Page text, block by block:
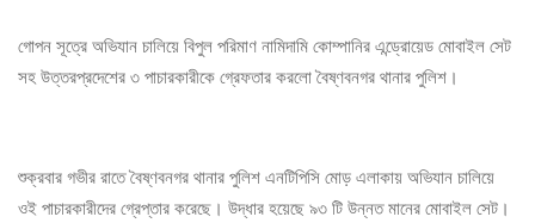
গোপন সূত্রে অভিযান চালিয়ে বিপুল পরিমাণ নামিদামি কোম্পানির এন্ড্রোয়েড মোবাইল সেট
সহ উত্তরপ্রদেশের ৩ পাচারকারীকে গ্রেফতার করলো বৈষ্ণবনগর থানার পুলিশ।
শুক্রবার গভীর রাতে বৈষ্ণবনগর থানার পুলিশ এনটিপিসি মোড় এলাকায় অভিযান চালিয়ে
ওই পাচারকারীদের গ্রেপ্তার করেছে। উদ্ধার হয়েছে ৯৩ টি উন্নত মানের মোবাইল সেট।